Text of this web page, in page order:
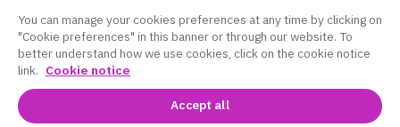
サイト利用条件 個人情報保護ポリシー
お問い
You can manage your cookies preferences at any time by clicking on
"Cookie preferences" in this banner or through our website. To
better understand how we use cookies, click on the cookie notice
link. Cookie notice
Accept all